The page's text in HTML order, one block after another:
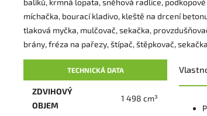
míchačka, bourací kladivo, kleště na drcení
tlaková myčka, mulčovač, sekačka,
brány, fréza na pařezy, štípač, štěpkovač,
TECHNICKÁ DATA
ZDVIHOVÝ
OBJEM
1 498 cm³